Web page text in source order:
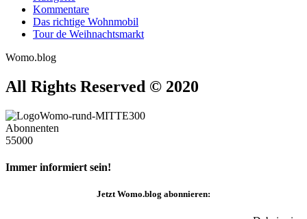
Kommentare
Das richtige Wohnmobil
Tour de Weihnachtsmarkt
Womo.blog
All Rights Reserved © 2020
Abonnenten
55000
Immer informiert sein!
JetztWomo.blog abonnieren: